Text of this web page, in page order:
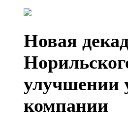
Новая
улучшении
компании